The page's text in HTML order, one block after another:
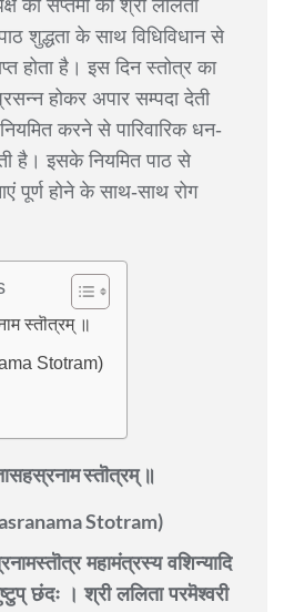
की सप्तमी को श्री ललिता
शुद्धता के साथ विधिविधान से
होता है। इस दिन स्तोत्र का
होकर अपार सम्पदा देती
करने से पारिवारिक धन-
है। इसके नियमित पाठ से
पूर्ण होने के साथ-साथ रोग
स्तॊत्रम् ॥
Stotram)
स्तॊत्रम् ॥
Stotram)
महामंत्रस्य वशिन्यादि
छंदः । श्री ललिता परमॆश्वरी